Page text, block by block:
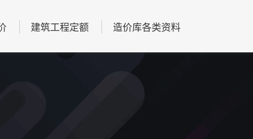
建筑工程定额 造价库各类资料